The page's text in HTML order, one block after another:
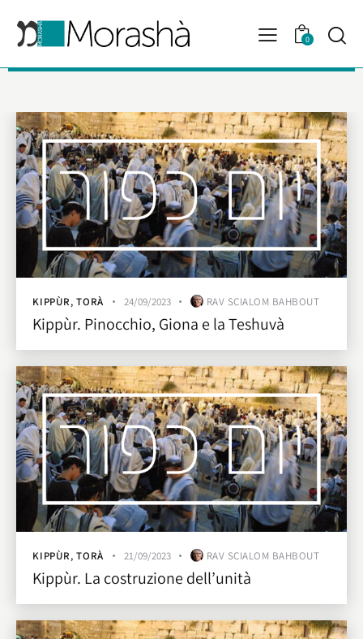
0
KIPPÙR,TORÀ 24/09/2023 RAV SCIALOM BAHBOUT
Kippùr. Pinocchio, Giona e la Teshuvà
KIPPÙR,TORÀ 21/09/2023 RAV SCIALOM BAHBOUT
Kippùr. La costruzione dell’unità